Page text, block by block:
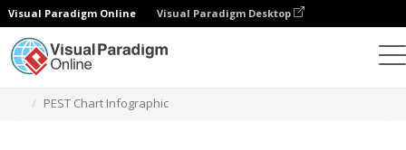
Visual Paradigm Online Visual Paradigm Desktop
PEST Chart Infographic